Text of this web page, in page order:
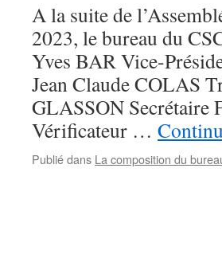
A la suite de
2023, le bureau du
Yves BAR Vice-
Jean Claude COLAS
GLASSON Secrétaire
Vérificateur …
Publié dans La composition du